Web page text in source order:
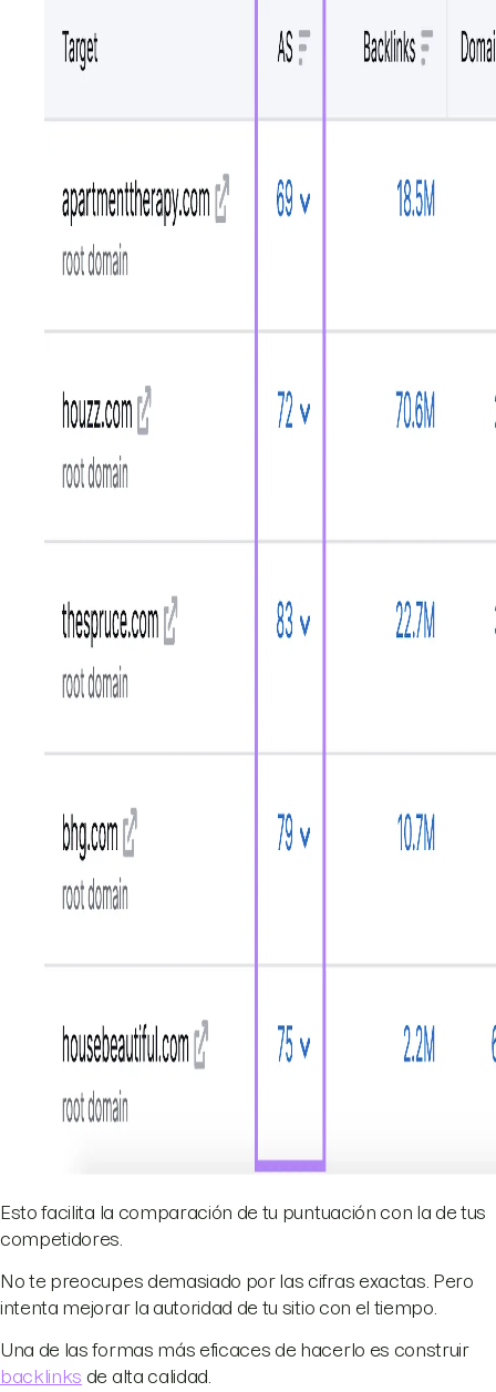
Esto facilita la comparación de tu puntuación con la de tus
competidores.
No te preocupes demasiado por las cifras exactas. Pero
intenta mejorar la autoridad de tu sitio con el tiempo.
Una de las formas más eficaces de hacerlo es construir
backlinks de alta calidad.